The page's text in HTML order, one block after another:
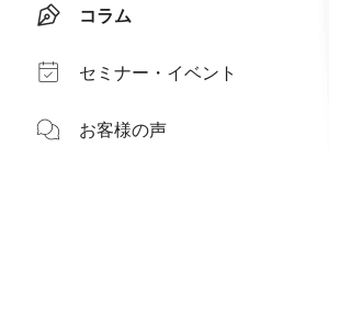
コラム
セミナー・イベント
お客様の声